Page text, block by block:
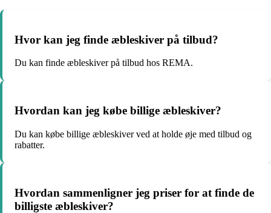
Hvor kan jeg finde æbleskiver på tilbud?
Du kan finde æbleskiver på tilbud hos REMA.
Hvordan kan jeg købe billige æbleskiver?
Du kan købe billige æbleskiver ved at holde øje med tilbud og
rabatter.
Hvordan sammenligner jeg priser for at finde de
billigste æbleskiver?